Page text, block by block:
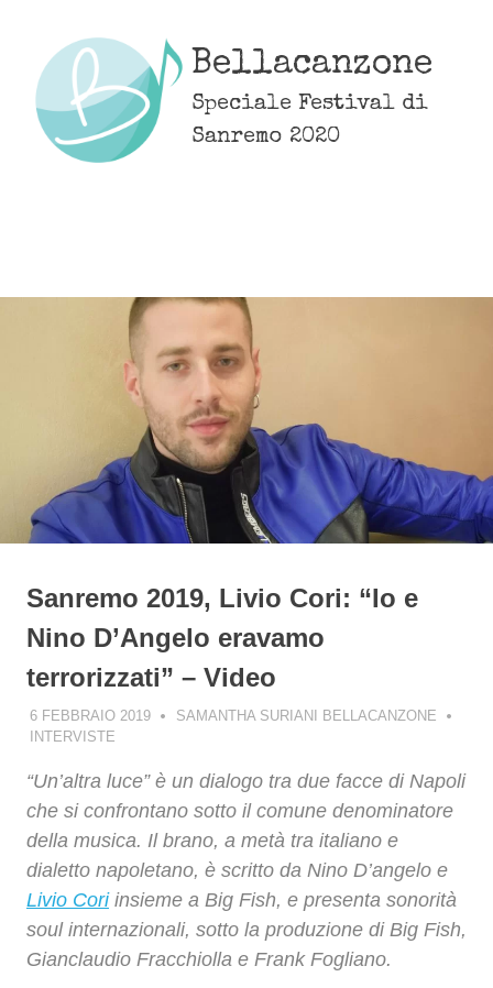
content
Bellacanzone
Speciale Festival di
Sanremo 2020
Sanremo 2019, Livio Cori: “Io e
Nino D’Angelo eravamo
terrorizzati” – Video
6 FEBBRAIO 2019
SAMANTHA SURIANI BELLACANZONE
INTERVISTE
“Un’altra luce” è un dialogo tra due facce di Napoli
che si confrontano sotto il comune denominatore
della musica. Il brano, a metà tra italiano e
dialetto napoletano, è scritto da Nino D’angelo e
Livio Coriinsieme a Big Fish, e presenta sonorità
soul internazionali, sotto la produzione di Big Fish,
Gianclaudio Fracchiolla e Frank Fogliano.